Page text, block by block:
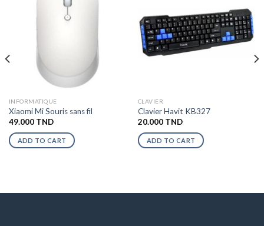
INFORMATIQUE
Xiaomi Mi Souris sans fil
49.000 TND
ADD TO CART
CLAVIER
Clavier Havit KB327
20.000 TND
ADD TO CART